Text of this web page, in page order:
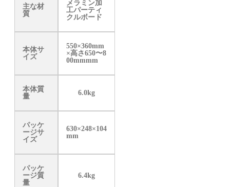
主な材
質
メラミン加
工パーティ
クルボード
本体サ
イズ
550×360mm
×高さ650〜8
00mmmm
本体質
量
6.0kg
パッケ
ージサ
イズ
630×248×104
mm
パッケ
ージ質
量
6.4kg